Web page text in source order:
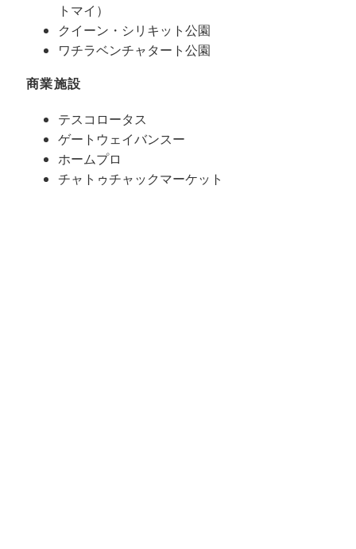
トマイ）
クイーン・シリキット公園
ワチラベンチャタート公園
商業施設
テスコロータス
ゲートウェイバンスー
ホームプロ
チャトゥチャックマーケット